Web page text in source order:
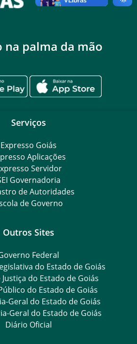
na palma da mão
Serviços
Expresso Goiás
Aplicações
Servidor
Governadoria
de Autoridades
de Governo
Outros Sites
Federal
do Estado de Goiás
do Estado de Goiás
do Estado de Goiás
Geral do Estado de Goiás
Geral do Estado de Goiás
Diário Oficial